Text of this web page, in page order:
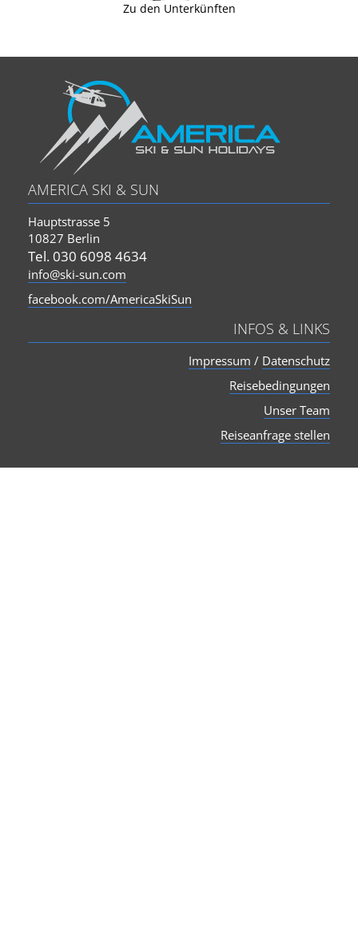
Zu den Unterkünften
AMERICA SKI & SUN
Hauptstrasse 5
10827 Berlin
Tel. 030 6098 4634
info@ski-sun.com
facebook.com/AmericaSkiSun
INFOS & LINKS
Impressum / Datenschutz
Reisebedingungen
Unser Team
Reiseanfrage stellen